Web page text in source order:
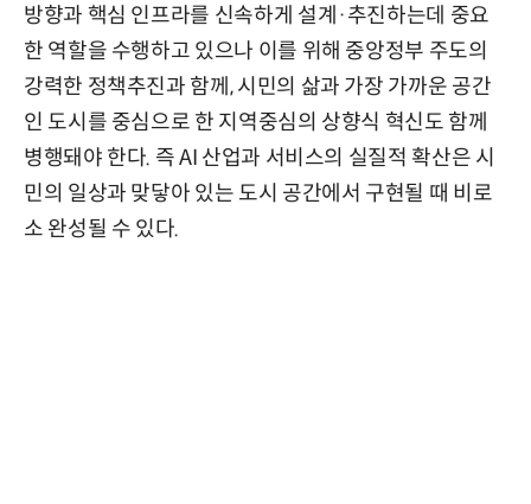
방향과 핵심 인프라를 신속하게 설계·추진하는데 중요
한 역할을 수행하고 있으나 이를 위해 중앙정부 주도의
강력한 정책추진과 함께, 시민의 삶과 가장 가까운 공간
인 도시를 중심으로 한 지역중심의 상향식 혁신도 함께
병행돼야 한다. 즉 AI 산업과 서비스의 실질적 확산은 시
민의 일상과 맞닿아 있는 도시 공간에서 구현될 때 비로
소 완성될 수 있다.